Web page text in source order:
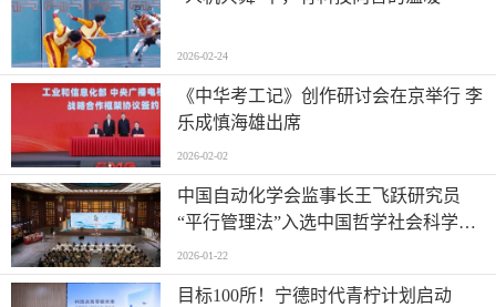
2026-02-24
《中华考工记》创作研讨会在京举行 李
乐成慎海雄出席
2026-02-02
中国自动化学会监事长王飞跃研究员
“平行管理法”入选中国哲学社会科学原
创研究方法
2026-01-22
目标100所！宁德时代青柠计划启动